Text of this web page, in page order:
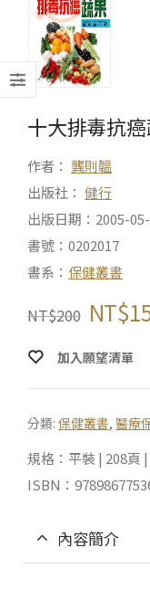
十大排毒抗
作者： 龔則韞
出版社： 健行
出版日期：2005-
書號：0202017
書系： 保健叢書
NT$200 NT$
加入願望清單
分類: 保健叢書, 醫療
規格：平裝 | 208頁
ISBN：
內容簡介